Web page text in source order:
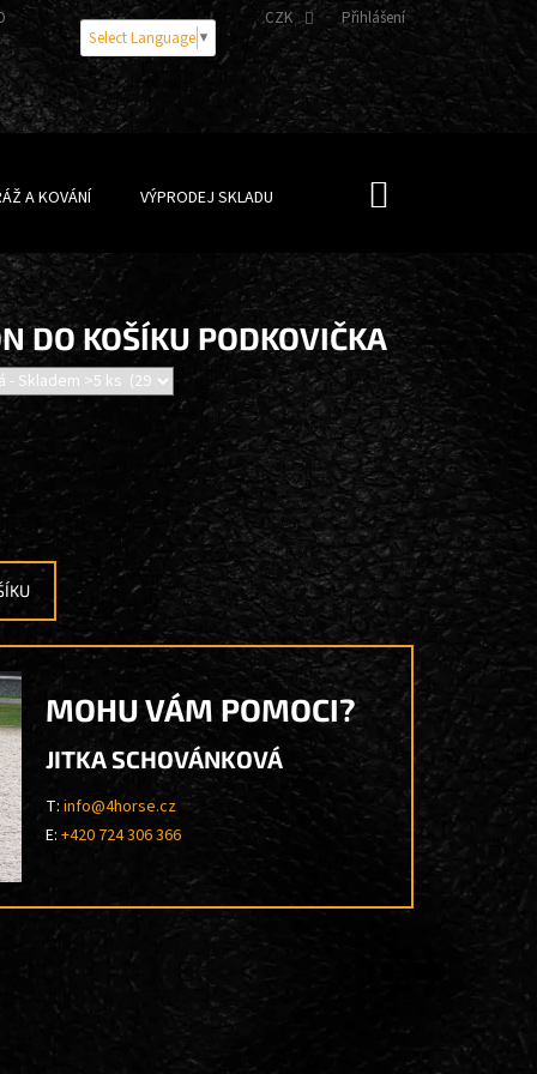
ÚDAJŮ CZK Přihlášení
Select Language ▼
A KOVÁNÍ VÝPRODEJ SKLADU
DO KOŠÍKU PODKOVIČKA
MOHU VÁM POMOCI?
JITKA SCHOVÁNKOVÁ
T: info@4horse.cz
E: +420 724 306 366